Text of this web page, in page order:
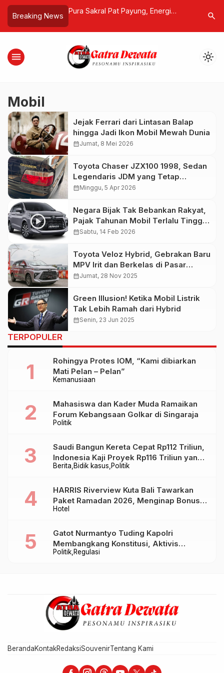
Breaking News
Ekonomi RI
Salahkan
Dunia
Pura Sakral Pat Payung, Energi
HARRIS
untuk
search
menu light_mode
Mobil
Jejak Ferrari dari Lintasan Balap
hingga Jadi Ikon Mobil Mewah Dunia
calendar_monthJumat, 8 Mei 2026
Toyota Chaser JZX100 1998, Sedan
Legendaris JDM yang Tetap
Digandrungi Pecinta Performa
calendar_monthMinggu, 5 Apr 2026
Negara Bijak Tak Bebankan Rakyat,
Pajak Tahunan Mobil Terlalu Tinggi
Banding Malaysia
calendar_monthSabtu, 14 Feb 2026
Toyota Veloz Hybrid, Gebrakan Baru
MPV Irit dan Berkelas di Pasar
Indonesia
calendar_monthJumat, 28 Nov 2025
Green Illusion! Ketika Mobil Listrik
Tak Lebih Ramah dari Hybrid
calendar_monthSenin, 23 Jun 2025
TERPOPULER
Kemanusiaan
Rohingya Protes IOM, “Kami dibiarkan
Mati Pelan – Pelan”
Politik
Mahasiswa dan Kader Muda Ramaikan
Forum Kebangsaan Golkar di Singaraja
Berita Bidik kasus Politik
Saudi Bangun Kereta Cepat Rp112 Triliun,
Indonesia Kaji Proyek Rp116 Triliun yang
Baru Sampai Bandung
Hotel
HARRIS Riverview Kuta Bali Tawarkan
Paket Ramadan 2026, Menginap Bonus
Takjil hingga Bukber Mulai Rp88.888
Politik Regulasi
Gatot Nurmantyo Tuding Kapolri
Membangkang Konstitusi, Aktivis
Tegaskan Polri Tak Punya Sejarah
BerandaKontakRedaksiSouvenirTentang Kami